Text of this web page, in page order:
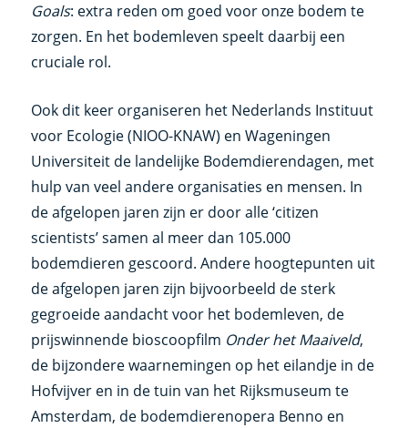
Goals: extra reden om goed voor onze bodem te
zorgen. En het bodemleven speelt daarbij een
cruciale rol.
Ook dit keer organiseren het Nederlands Instituut
voor Ecologie (NIOO-KNAW) en Wageningen
Universiteit de landelijke Bodemdierendagen, met
hulp van veel andere organisaties en mensen. In
de afgelopen jaren zijn er door alle ‘citizen
scientists’ samen al meer dan 105.000
bodemdieren gescoord. Andere hoogtepunten uit
de afgelopen jaren zijn bijvoorbeeld de sterk
gegroeide aandacht voor het bodemleven, de
prijswinnende bioscoopfilm Onder het Maaiveld,
de bijzondere waarnemingen op het eilandje in de
Hofvijver en in de tuin van het Rijksmuseum te
Amsterdam, de bodemdierenopera Benno en